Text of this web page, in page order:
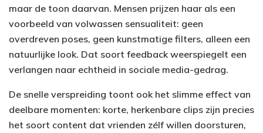
maar de toon daarvan. Mensen prijzen haar als een
voorbeeld van volwassen sensualiteit: geen
overdreven poses, geen kunstmatige filters, alleen een
natuurlijke look. Dat soort feedback weerspiegelt een
verlangen naar echtheid in sociale media-gedrag.
De snelle verspreiding toont ook het slimme effect van
deelbare momenten: korte, herkenbare clips zijn precies
het soort content dat vrienden zélf willen doorsturen,